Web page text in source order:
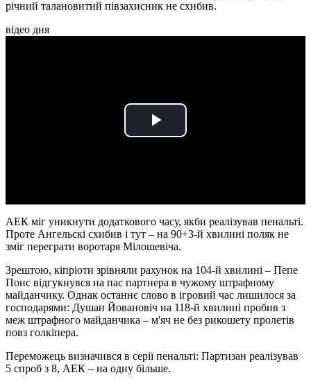
річний талановитий півзахисник не схибив.
відео дня
Play
АЕК міг уникнути додаткового часу, якби реалізував пенальті.
Проте Ангельскі схибив і тут – на 90+3-й хвилині поляк не
зміг переграти воротаря Мілошевіча.
Зрештою, кіпріоти зрівняли рахунок на 104-й хвилині – Пепе
Понс відгукнувся на пас партнера в чужому штрафному
майданчику. Однак останнє слово в ігровий час лишилося за
господарями: Душан Йовановіч на 118-й хвилині пробив з
меж штрафного майданчика – м'яч не без рикошету пролетів
повз голкіпера.
Переможець визначився в серії пенальті: Партизан реалізував
5 спроб з 8, АЕК – на одну більше.